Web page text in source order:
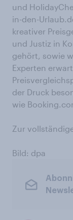
und
in-den-
kreativer
und Justiz in
gehört, sowie
Experten
der Druck
wie
Zur
Bild: dpa